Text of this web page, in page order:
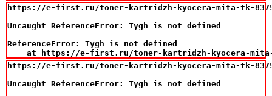
https://e-first.ru/toner-kartridzh-kyocera-mita-tk-
Uncaught ReferenceError: Tygh is not defined
ReferenceError: Tygh is not defined
at https://e-first.ru/toner-kartridzh-kyocera-
https://e-first.ru/toner-kartridzh-kyocera-mita-tk-
Uncaught ReferenceError: Tygh is not defined